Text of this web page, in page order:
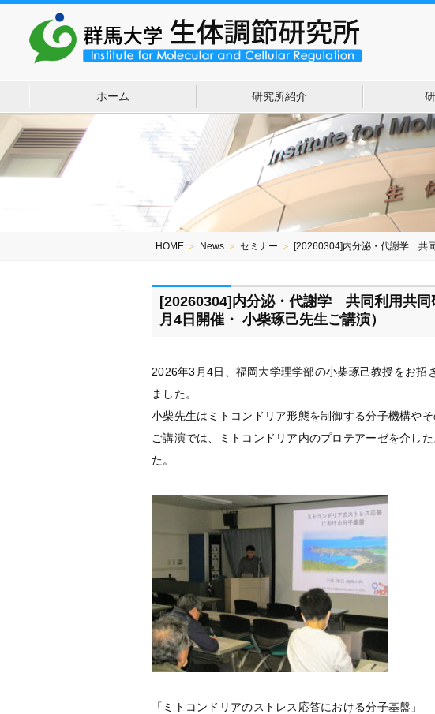
ホーム 研究所紹介
HOME ＞ News ＞ セミナー ＞ [20260304]内分泌・代謝学 共
[20260304]内分泌・代謝学 共同利用共同
月4日開催・ 小柴琢己先生ご講演）
2026年3月4日、福岡大学理学部の小柴琢己教授をお招
ました。
小柴先生はミトコンドリア形態を制御する分子機構や
ご講演では、ミトコンドリア内のプロテアーゼを介し
た。
「ミトコンドリアのストレス応答における分子基盤」